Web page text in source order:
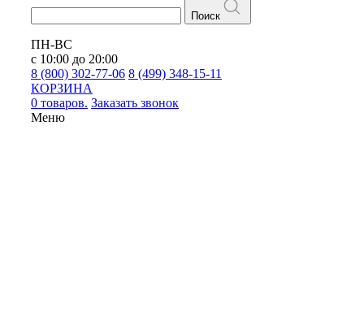
Поиск
ПН-ВС
с 10:00 до 20:00
8 (800) 302-77-06 8 (499) 348-15-11
КОРЗИНА
0 товаров. Заказать звонок
Меню